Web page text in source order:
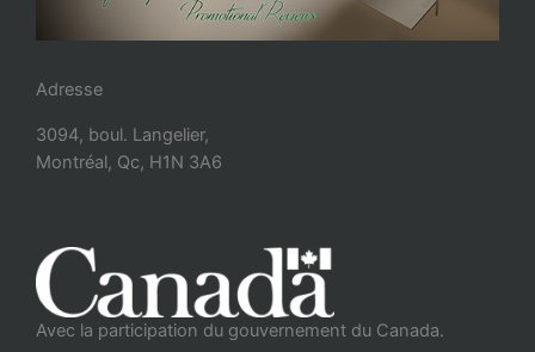
Adresse
3094, boul. Langelier,
Montréal, Qc, H1N 3A6
Avec la participation du gouvernement du Canada.